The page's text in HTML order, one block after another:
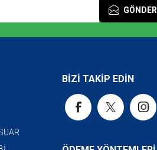
GÖNDER
BİZİ TAKİP EDİN